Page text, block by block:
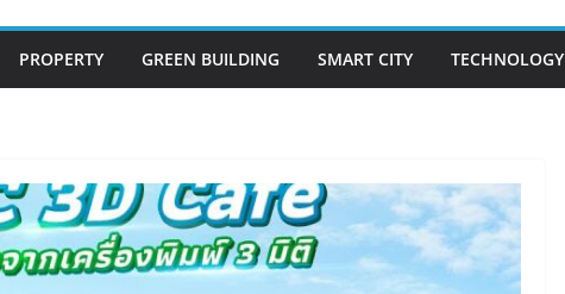
PROPERTY GREEN BUILDING SMART CITY TECHNOLOGY
CONSTRUCTION
THAILAND : VOL.33
(May-Jun 2026)